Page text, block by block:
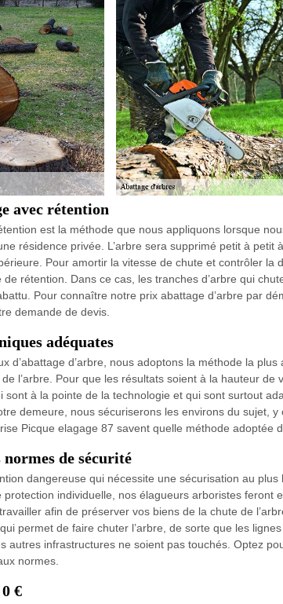
avec rétention
est la méthode que nous appliquons lorsque
résidence privée. L’arbre sera supprimé petit à petit à
Pour amortir la vitesse de chute et contrôler la
rétention. Dans ce cas, les tranches d’arbre qui
Pour connaître notre prix abattage d’arbre par
demande de devis.
adéquates
d’abattage d’arbre, nous adoptons la méthode la plus
l’arbre. Pour que les résultats soient à la hauteur de
à la pointe de la technologie et qui sont surtout
demeure, nous sécuriserons les environs du sujet, y
Picque elagage 87 savent quelle méthode adoptée
de sécurité
dangereuse qui nécessite une sécurisation au
individuelle, nos élagueurs arboristes feront
afin de préserver vos biens de la chute de
permet de faire chuter l’arbre, de sorte que les
autres infrastructures ne soient pas touchés. Optez
normes.
€